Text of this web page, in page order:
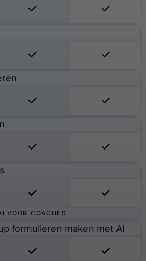
VOOR COACHES
formulieren maken met AI